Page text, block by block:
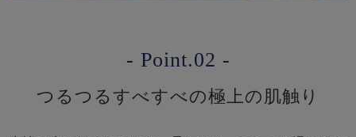
- Point.02 -
つるつるすべすべの極上の肌触り